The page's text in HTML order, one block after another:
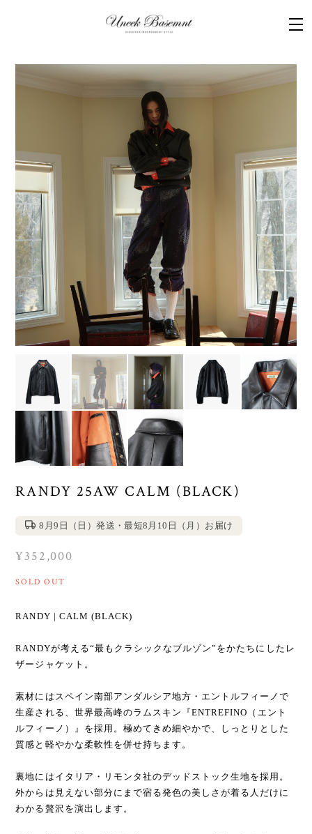
RANDY 25AW CALM (BLACK)
8月9日（日）発送・最短8月10日（月）お届け
¥352,000
SOLD OUT
RANDY | CALM (BLACK)
RANDYが考える“最もクラシックなブルゾン”をかたちにしたレ
ザージャケット。
素材にはスペイン南部アンダルシア地方・エントルフィーノで
生産される、世界最高峰のラムスキン『ENTREFINO（エント
ルフィーノ）』を採用。極めてきめ細やかで、しっとりとした
質感と軽やかな柔軟性を併せ持ちます。
裏地にはイタリア・リモンタ社のデッドストック生地を採用。
外からは見えない部分にまで宿る発色の美しさが着る人だけに
わかる贅沢を演出します。